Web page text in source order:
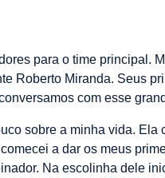
para o time principal.
Roberto Miranda. Seus
com esse
sobre a minha vida.
a dar os meus
Na escolinha dele